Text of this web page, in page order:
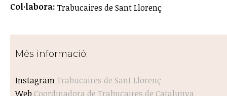
Col·labora: Trabucaires de Sant Llorenç
Més informació:
InstagramTrabucaires de Sant Llorenç
Web Coordinadora de Trabucaires de Catalunya